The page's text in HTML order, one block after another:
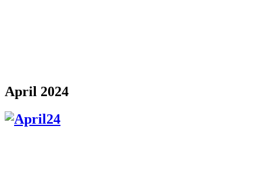
April 2024